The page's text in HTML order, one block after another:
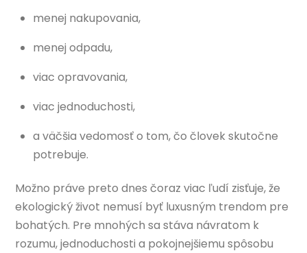
menej nakupovania,
menej odpadu,
viac opravovania,
viac jednoduchosti,
a väčšia vedomosť o tom, čo človek skutočne
potrebuje.
Možno práve preto dnes čoraz viac ľudí zisťuje, že
ekologický život nemusí byť luxusným trendom pre
bohatých. Pre mnohých sa stáva návratom k
rozumu, jednoduchosti a pokojnejšiemu spôsobu